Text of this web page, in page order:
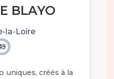
BLAYO
la-Loire
uniques, créés à la